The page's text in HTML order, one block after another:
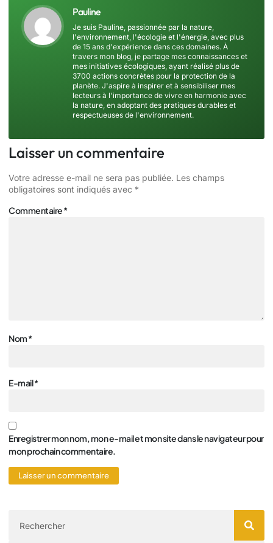
Pauline
Je suis Pauline, passionnée par la nature,
l'environnement, l'écologie et l'énergie, avec plus
de 15 ans d'expérience dans ces domaines. À
travers mon blog, je partage mes connaissances et
mes initiatives écologiques, ayant réalisé plus de
3700 actions concrètes pour la protection de la
planète. J'aspire à inspirer et à sensibiliser mes
lecteurs à l'importance de vivre en harmonie avec
la nature, en adoptant des pratiques durables et
respectueuses de l'environnement.
Laisser un commentaire
Votre adresse e-mail ne sera pas publiée. Les champs
obligatoires sont indiqués avec *
Commentaire*
Nom*
E-mail*
Enregistrer mon nom, mon e-mail et mon site dans le navigateur pour
mon prochain commentaire.